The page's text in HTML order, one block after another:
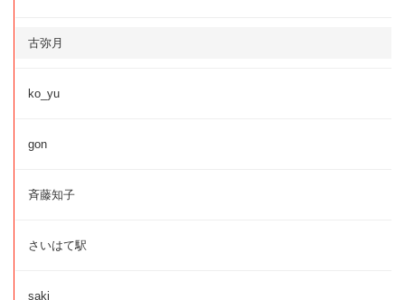
古弥月
ko_yu
gon
斉藤知子
さいはて駅
saki